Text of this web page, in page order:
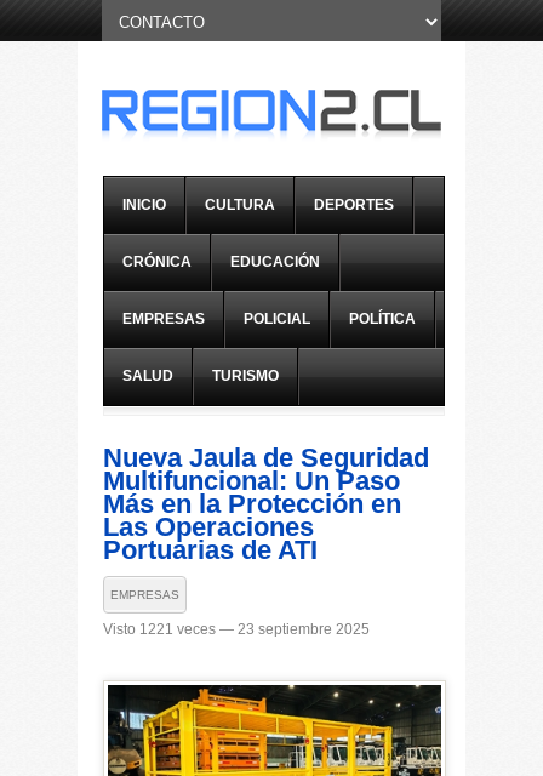
INICIO CULTURA DEPORTES
CRÓNICA EDUCACIÓN
EMPRESAS POLICIAL POLÍTICA
SALUD TURISMO
Nueva Jaula de Seguridad
Multifuncional: Un Paso
Más en la Protección en
Las Operaciones
Portuarias de ATI
EMPRESAS
Visto 1221 veces — 23 septiembre 2025